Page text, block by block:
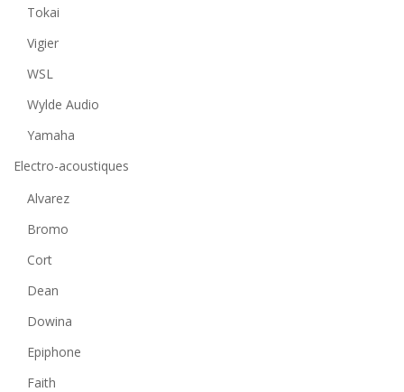
Tokai
Vigier
WSL
Wylde Audio
Yamaha
Electro-acoustiques
Alvarez
Bromo
Cort
Dean
Dowina
Epiphone
Faith